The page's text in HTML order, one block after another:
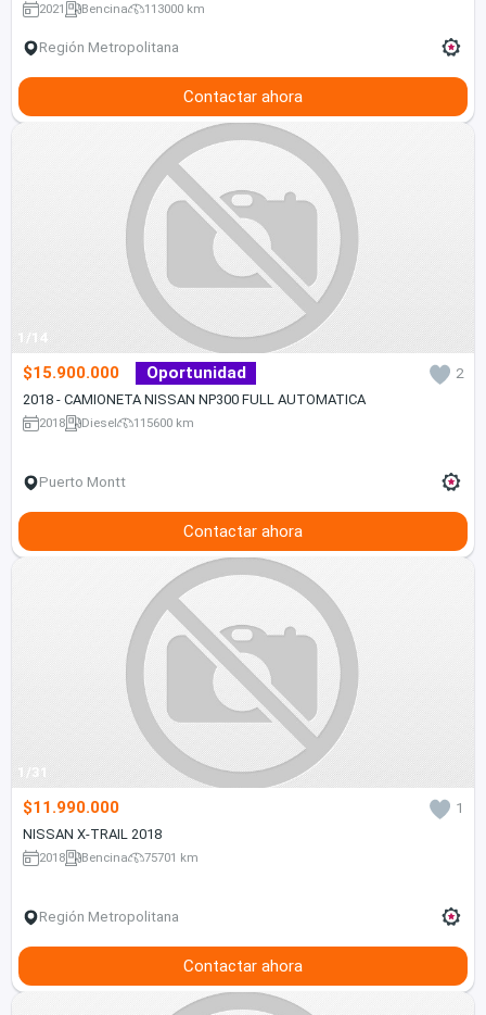
2021 Bencina 113000 km
Región Metropolitana
Contactar ahora
1/14
$15.900.000 Oportunidad
2
2018 - CAMIONETA NISSAN NP300 FULL AUTOMATICA
2018 Diesel 115600 km
Puerto Montt
Contactar ahora
1/31
$11.990.000
1
NISSAN X-TRAIL 2018
2018 Bencina 75701 km
Región Metropolitana
Contactar ahora